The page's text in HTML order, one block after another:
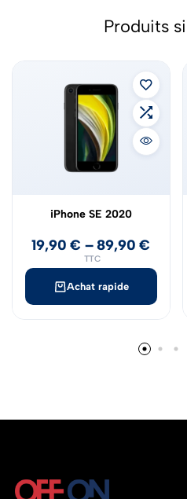
Produits
Achat rapide
iPhone SE 2020
19,90€ –89,90€
TTC